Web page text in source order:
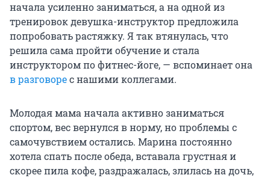
начала усиленно заниматься, а на одной из
тренировок девушка-инструктор предложила
попробовать растяжку. Я так втянулась, что
решила сама пройти обучение и стала
инструктором по фитнес-йоге, — вспоминает она
в разговорес нашими коллегами.
Молодая мама начала активно заниматься
спортом, вес вернулся в норму, но проблемы с
самочувствием остались. Марина постоянно
хотела спать после обеда, вставала грустная и
скорее пила кофе, раздражалась, злилась на дочь,